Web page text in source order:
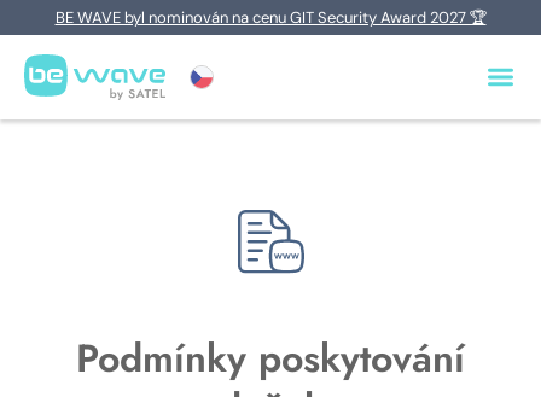
BE WAVE byl nominován na cenu GIT Security Award 2027 🏆
Podmínky poskytování